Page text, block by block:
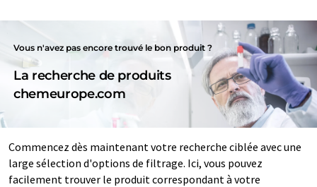
Vous n'avez pas encore trouvé le bon produit ?
La recherche de produits
chemeurope.com
Commencez dès maintenant votre recherche ciblée avec une
large sélection d'options de filtrage. Ici, vous pouvez
facilement trouver le produit correspondant à votre